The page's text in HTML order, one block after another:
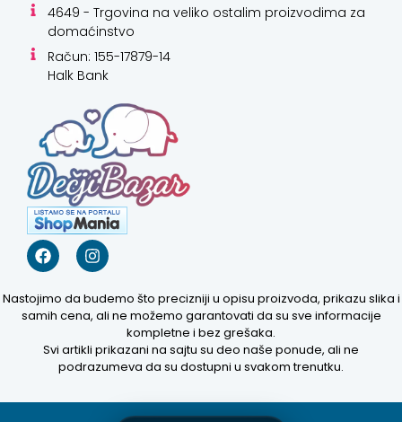
4649 - Trgovina na veliko ostalim proizvodima za
domaćinstvo
Račun: 155-17879-14
Halk Bank
Nastojimo da budemo što precizniji u opisu proizvoda, prikazu slika i
samih cena, ali ne možemo garantovati da su sve informacije
kompletne i bez grešaka.
Svi artikli prikazani na sajtu su deo naše ponude, ali ne
podrazumeva da su dostupni u svakom trenutku.
Kako mogu da
pomognem?
ovom sajtu ili
recite mi kako
mogu da
pomognem.